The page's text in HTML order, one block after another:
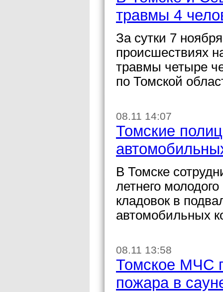
травмы 4
За сутки 7
происшествиях
травмы четыре
по Томской
08.11 14:07
Томские
В Томске
летнего
кладовок в
автомобильных
08.11 13:58
Томское МЧС
пожара в